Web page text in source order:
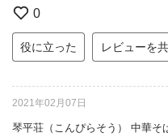
0
役に立った レビューを
2021年02月07日
琴平荘（こんぴらそう） 中華そ